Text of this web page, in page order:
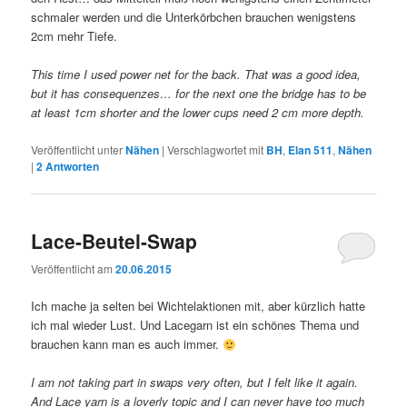
schmaler werden und die Unterkörbchen brauchen wenigstens
2cm mehr Tiefe.
This time I used power net for the back. That was a good idea,
but it has consequenzes… for the next one the bridge has to be
at least 1cm shorter and the lower cups need 2 cm more depth.
Veröffentlicht unterNähen |Verschlagwortet mit BH, Elan 511,Nähen
|2Antworten
Lace-Beutel-Swap
Veröffentlicht am20.06.2015
Ich mache ja selten bei Wichtelaktionen mit, aber kürzlich hatte
ich mal wieder Lust. Und Lacegarn ist ein schönes Thema und
brauchen kann man es auch immer.
I am not taking part in swaps very often, but I felt like it again.
And Lace yarn is a loverly topic and I can never have too much